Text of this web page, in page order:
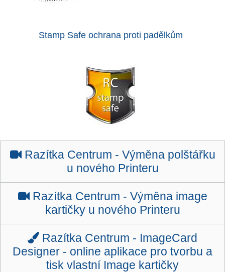
Stamp Safe ochrana proti padělkům
Razítka Centrum - Výměna polštářku
u nového Printeru
Razítka Centrum - Výměna image
kartičky u nového Printeru
Razítka Centrum - ImageCard
Designer - online aplikace pro tvorbu a
tisk vlastní Image kartičky